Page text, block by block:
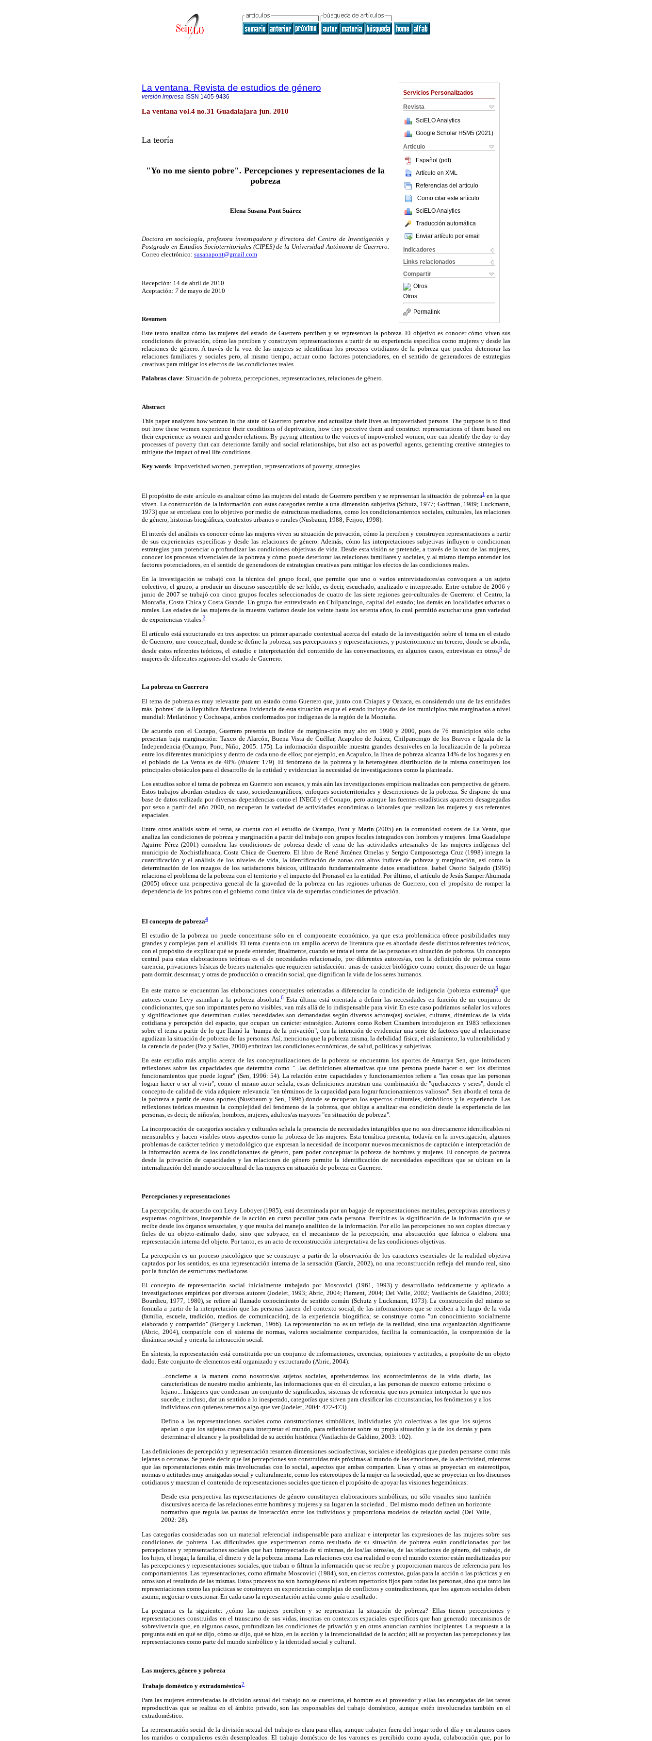
Servicios Personalizados
Revista
SciELO Analytics
Google Scholar H5M5 (2021 )
Articulo
Español (pdf)
Artículo en XML
Referencias del artículo
Como citar este artículo
SciELO Analytics
Traducción automática
Enviar artículo por email
Indicadores
Links relacionados
Compartir
Otros
Otros
Permalink
La ventana. Revista de estudios de género
versión impresa ISSN 1405-9436
La ventana vol.4 no.31 Guadalajara jun. 2010
La teoría
"Yo no me siento pobre". Percepciones y representaciones de la
pobreza
Elena Susana Pont Suárez
Doctora en sociología, profesora investigadora y directora del Centro de Investigación y
Postgrado en Estudios Socioterritoriales (CIPES) de la Universidad Autónoma de Guerrero.
Correo electrónico: susanapont@gmail.com
Recepción: 14 de abril de 2010
Aceptación: 7 de mayo de 2010
Resumen
Este texto analiza cómo las mujeres del estado de Guerrero perciben y se representan la pobreza. El objetivo es conocer cómo viven sus
condiciones de privación, cómo las perciben y construyen representaciones a partir de su experiencia específica como mujeres y desde las
relaciones de género. A través de la voz de las mujeres se identifican los procesos cotidianos de la pobreza que pueden deteriorar las
relaciones familiares y sociales pero, al mismo tiempo, actuar como factores potenciadores, en el sentido de generadores de estrategias
creativas para mitigar los efectos de las condiciones reales.
Palabras clave: Situación de pobreza, percepciones, representaciones, relaciones de género.
Abstract
This paper analyzes how women in the state of Guerrero perceive and actualize their lives as impoverished persons. The purpose is to find
out how these women experience their conditions of deprivation, how they perceive them and construct representations of them based on
their experience as women and gender relations. By paying attention to the voices of impoverished women, one can identify the day-to-day
processes of poverty that can deteriorate family and social relationships, but also act as powerful agents, generating creative strategies to
mitigate the impact of real life conditions.
Key words: Impoverished women, perception, representations of poverty, strategies.
El propósito de este artículo es analizar cómo las mujeres del estado de Guerrero perciben y se representan la situación de pobreza1en la que
viven. La construcción de la información con estas categorías remite a una dimensión subjetiva (Schutz, 1977; Goffman, 1989; Luckmann,
1973) que se entrelaza con lo objetivo por medio de estructuras mediadoras, como los condicionamientos sociales, culturales, las relaciones
de género, historias biográficas, contextos urbanos o rurales (Nusbaum, 1988; Feijoo, 1998).
El interés del análisis es conocer cómo las mujeres viven su situación de privación, cómo la perciben y construyen representaciones a partir
de sus experiencias específicas y desde las relaciones de género. Además, cómo las interpretaciones subjetivas influyen o condicionan
estrategias para potenciar o profundizar las condiciones objetivas de vida. Desde esta visión se pretende, a través de la voz de las mujeres,
conocer los procesos vivenciales de la pobreza y cómo puede deteriorar las relaciones familiares y sociales, y al mismo tiempo entender los
factores potenciadores, en el sentido de generadores de estrategias creativas para mitigar los efectos de las condiciones reales.
En la investigación se trabajó con la técnica del grupo focal, que permite que uno o varios entrevistadores/as convoquen a un sujeto
colectivo, el grupo, a producir un discurso susceptible de ser leído, es decir, escuchado, analizado e interpretado. Entre octubre de 2006 y
junio de 2007 se trabajó con cinco grupos focales seleccionados de cuatro de las siete regiones geo-culturales de Guerrero: el Centro, la
Montaña, Costa Chica y Costa Grande. Un grupo fue entrevistado en Chilpancingo, capital del estado; los demás en localidades urbanas o
rurales. Las edades de las mujeres de la muestra variaron desde los veinte hasta los setenta años, lo cual permitió escuchar una gran variedad
de experiencias vitales. 2
El artículo está estructurado en tres aspectos: un primer apartado contextual acerca del estado de la investigación sobre el tema en el estado
de Guerrero; uno conceptual, donde se define la pobreza, sus percepciones y representaciones; y posteriormente un tercero, donde se aborda,
desde estos referentes teóricos, el estudio e interpretación del contenido de las conversaciones, en algunos casos, entrevistas en otros,3de
mujeres de diferentes regiones del estado de Guerrero.
La pobreza en Guerrero
El tema de pobreza es muy relevante para un estado como Guerrero que, junto con Chiapas y Oaxaca, es considerado una de las entidades
más "pobres" de la República Mexicana. Evidencia de esta situación es que el estado incluye dos de los municipios más marginados a nivel
mundial: Metlatónoc y Cochoapa, ambos conformados por indígenas de la región de la Montaña.
De acuerdo con el Conapo, Guerrero presenta un índice de margina-ción muy alto en 1990 y 2000, pues de 76 municipios sólo ocho
presentan baja marginación: Taxco de Alarcón, Buena Vista de Cuéllar, Acapulco de Juárez, Chilpancingo de los Bravos e Iguala de la
Independencia (Ocampo, Pont, Niño, 2005: 175). La información disponible muestra grandes desniveles en la localización de la pobreza
entre los diferentes municipios y dentro de cada uno de ellos; por ejemplo, en Acapulco, la línea de pobreza alcanza 14% de los hogares y en
el poblado de La Venta es de 48% (ibidem: 179). El fenómeno de la pobreza y la heterogénea distribución de la misma constituyen los
principales obstáculos para el desarrollo de la entidad y evidencian la necesidad de investigaciones como la planteada.
Los estudios sobre el tema de pobreza en Guerrero son escasos, y más aún las investigaciones empíricas realizadas con perspectiva de género.
Estos trabajos abordan estudios de caso, sociodemográficos, enfoques socioterritoriales y descripciones de la pobreza. Se dispone de una
base de datos realizada por diversas dependencias como el INEGI y el Conapo, pero aunque las fuentes estadísticas aparecen desagregadas
por sexo a partir del año 2000, no recuperan la variedad de actividades económicas o laborales que realizan las mujeres y sus referentes
espaciales.
Entre otros análisis sobre el tema, se cuenta con el estudio de Ocampo, Pont y Marín (2005) en la comunidad costera de La Venta, que
analiza las condiciones de pobreza y marginación a partir del trabajo con grupos focales integrados con hombres y mujeres. Irma Guadalupe
Aguirre Pérez (2001) considera las condiciones de pobreza desde el tema de las actividades artesanales de las mujeres indígenas del
municipio de Xochistlahuaca, Costa Chica de Guerrero. El libro de René Jiménez Ornelas y Sergio Camposortega Cruz (1998) integra la
cuantificación y el análisis de los niveles de vida, la identificación de zonas con altos índices de pobreza y marginación, así como la
determinación de los rezagos de los satisfactores básicos, utilizando fundamentalmente datos estadísticos. Isabel Osorio Salgado (1995)
relaciona el problema de la pobreza con el territorio y el impacto del Pronasol en la entidad. Por último, el artículo de Jesús Samper Ahumada
(2005) ofrece una perspectiva general de la gravedad de la pobreza en las regiones urbanas de Guerrero, con el propósito de romper la
dependencia de los pobres con el gobierno como única vía de superarlas condiciones de privación.
El concepto de pobreza4
El estudio de la pobreza no puede concentrarse sólo en el componente económico, ya que esta problemática ofrece posibilidades muy
grandes y complejas para el análisis. El tema cuenta con un amplio acervo de literatura que es abordada desde distintos referentes teóricos,
con el propósito de explicar qué se puede entender, finalmente, cuando se trata el tema de las personas en situación de pobreza. Un concepto
central para estas elaboraciones teóricas es el de necesidades relacionado, por diferentes autores/as, con la definición de pobreza como
carencia, privaciones básicas de bienes materiales que requieren satisfacción: unas de carácter biológico como comer, disponer de un lugar
para dormir, descansar, y otras de producción o creación social, que dignifican la vida de los seres humanos.
En este marco se encuentran las elaboraciones conceptuales orientadas a diferenciar la condición de indigencia (pobreza extrema)5que
autores como Levy asimilan a la pobreza absoluta.6Esta última está orientada a definir las necesidades en función de un conjunto de
condicionantes, que son importantes pero no visibles, van más allá de lo indispensable para vivir. En este caso podríamos señalar los valores
y significaciones que determinan cuáles necesidades son demandadas según diversos actores(as) sociales, culturas, dinámicas de la vida
cotidiana y percepción del espacio, que ocupan un carácter estratégico. Autores como Robert Chambers introdujeron en 1983 reflexiones
sobre el tema a partir de lo que llamó la "trampa de la privación", con la intención de evidenciar una serie de factores que al relacionarse
agudizan la situación de pobreza de las personas. Así, menciona que la pobreza misma, la debilidad física, el aislamiento, la vulnerabilidad y
la carencia de poder (Paz y Salles, 2000) enfatizan las condiciones económicas, de salud, políticas y subjetivas.
En este estudio más amplio acerca de las conceptualizaciones de la pobreza se encuentran los aportes de Amartya Sen, que introducen
reflexiones sobre las capacidades que determina como "...las definiciones alternativas que una persona puede hacer o ser: los distintos
funcionamientos que puede lograr" (Sen, 1996: 54). La relación entre capacidades y funcionamientos refiere a "las cosas que las personas
logran hacer o ser al vivir"; como el mismo autor señala, estas definiciones muestran una combinación de "quehaceres y seres", donde el
concepto de calidad de vida adquiere relevancia "en términos de la capacidad para lograr funcionamientos valiosos". Sen aborda el tema de
la pobreza a partir de estos aportes (Nussbaum y Sen, 1996) donde se recuperan los aspectos culturales, simbólicos y la experiencia. Las
reflexiones teóricas muestran la complejidad del fenómeno de la pobreza, que obliga a analizar esa condición desde la experiencia de las
personas, es decir, de niños/as, hombres, mujeres, adultos/as mayores "en situación de pobreza".
La incorporación de categorías sociales y culturales señala la presencia de necesidades intangibles que no son directamente identificables ni
mensurables y hacen visibles otros aspectos como la pobreza de las mujeres. Esta temática presenta, todavía en la investigación, algunos
problemas de carácter teórico y metodológico que expresan la necesidad de incorporar nuevos mecanismos de captación e interpretación de
la información acerca de los condicionantes de género, para poder conceptuar la pobreza de hombres y mujeres. El concepto de pobreza
desde la privación de capacidades y las relaciones de género permite la identificación de necesidades específicas que se ubican en la
internalización del mundo sociocultural de las mujeres en situación de pobreza en Guerrero.
Percepciones y representaciones
La percepción, de acuerdo con Levy Loboyer (1985), está determinada por un bagaje de representaciones mentales, perceptivas anteriores y
esquemas cognitivos, inseparable de la acción en curso peculiar para cada persona. Percibir es la significación de la información que se
recibe desde los órganos sensoriales, y que resulta del manejo analítico de la información. Por ello las percepciones no son copias directas y
fieles de un objeto-estímulo dado, sino que subyace, en el mecanismo de la percepción, una abstracción que fabrica o elabora una
representación interna del objeto. Por tanto, es un acto de reconstrucción interpretativa de las condiciones objetivas.
La percepción es un proceso psicológico que se construye a partir de la observación de los caracteres esenciales de la realidad objetiva
captados por los sentidos, es una representación interna de la sensación (García, 2002), no una reconstrucción refleja del mundo real, sino
por la función de estructuras mediadoras.
El concepto de representación social inicialmente trabajado por Moscovici (1961, 1993) y desarrollado teóricamente y aplicado a
investigaciones empíricas por diversos autores (Jodelet, 1993; Abric, 2004; Flament, 2004; Del Valle, 2002; Vasilachis de Gialdino, 2003;
Bourdieu, 1977, 1980), se refiere al llamado conocimiento de sentido común (Schutz y Luckmann, 1973). La construcción del mismo se
formula a partir de la interpretación que las personas hacen del contexto social, de las informaciones que se reciben a lo largo de la vida
(familia, escuela, tradición, medios de comunicación), de la experiencia biográfica; se construye como "un conocimiento socialmente
elaborado y compartido" (Berger y Luckman, 1966). La representación no es un reflejo de la realidad, sino una organización significante
(Abric, 2004), compatible con el sistema de normas, valores socialmente compartidos, facilita la comunicación, la comprensión de la
dinámica social y orienta la interacción social.
En síntesis, la representación está constituida por un conjunto de informaciones, creencias, opiniones y actitudes, a propósito de un objeto
dado. Este conjunto de elementos está organizado y estructurado (Abric, 2004):
...concierne a la manera como nosotros/as sujetos sociales, aprehendemos los acontecimientos de la vida diaria, las
características de nuestro medio ambiente, las informaciones que en él circulan, a las personas de nuestro entorno próximo o
lejano... Imágenes que condensan un conjunto de significados; sistemas de referencia que nos permiten interpretar lo que nos
sucede, e incluso, dar un sentido a lo inesperado, categorías que sirven para clasificar las circunstancias, los fenómenos y a los
individuos con quienes tenemos algo que ver (Jodelet, 2004: 472-473).
Defino a las representaciones sociales como construcciones simbólicas, individuales y/o colectivas a las que los sujetos
apelan o que los sujetos crean para interpretar el mundo, para reflexionar sobre su propia situación y la de los demás y para
determinar el alcance y la posibilidad de su acción histórica (Vasilachis de Galdino, 2003: 102).
Las definiciones de percepción y representación resumen dimensiones socioafectivas, sociales e ideológicas que pueden pensarse como más
lejanas o cercanas. Se puede decir que las percepciones son construidas más próximas al mundo de las emociones, de la afectividad, mientras
que las representaciones están más involucradas con lo social, aspectos que ambas comparten. Unas y otras se proyectan en estereotipos,
normas o actitudes muy arraigadas social y culturalmente, como los estereotipos de la mujer en la sociedad, que se proyectan en los discursos
cotidianos y muestran el contenido de representaciones sociales que tienen el propósito de apoyar las visiones hegemónicas:
Desde esta perspectiva las representaciones de género constituyen elaboraciones simbólicas, no sólo visuales sino también
discursivas acerca de las relaciones entre hombres y mujeres y su lugar en la sociedad... Del mismo modo definen un horizonte
normativo que regula las pautas de interacción entre los individuos y proporciona modelos de relación social (Del Valle,
2002: 28).
Las categorías consideradas son un material referencial indispensable para analizar e interpretar las expresiones de las mujeres sobre sus
condiciones de pobreza. Las dificultades que experimentan como resultado de su situación de pobreza están condicionadas por las
percepciones y representaciones sociales que han introyectado de sí mismas, de los/las otros/as, de las relaciones de género, del trabajo, de
los hijos, el hogar, la familia, el dinero y de la pobreza misma. Las relaciones con esa realidad o con el mundo exterior están mediatizadas por
las percepciones y representaciones sociales, que traban o filtran la información que se recibe y proporcionan marcos de referencia para los
comportamientos. Las representaciones, como afirmaba Moscovici (1984), son, en ciertos contextos, guías para la acción o las prácticas y en
otros son el resultado de las mismas. Estos procesos no son homogéneos ni existen repertorios fijos para todas las personas, sino que tanto las
representaciones como las prácticas se construyen en experiencias complejas de conflictos y contradicciones, que los agentes sociales deben
asumir, negociar o cuestionar. En cada caso la representación actúa como guía o resultado.
La pregunta es la siguiente: ¿cómo las mujeres perciben y se representan la situación de pobreza? Ellas tienen percepciones y
representaciones construidas en el transcurso de sus vidas, inscritas en contextos espaciales específicos que han generado mecanismos de
sobrevivencia que, en algunos casos, profundizan las condiciones de privación y en otros anuncian cambios incipientes. La respuesta a la
pregunta está en qué se dijo, cómo se dijo, qué se hizo, en la acción y la intencionalidad de la acción; allí se proyectan las percepciones y las
representaciones como parte del mundo simbólico y la identidad social y cultural.
Las mujeres, género y pobreza
Trabajo doméstico y extradoméstico7
Para las mujeres entrevistadas la división sexual del trabajo no se cuestiona, el hombre es el proveedor y ellas las encargadas de las tareas
reproductivas que se realiza en el ámbito privado, son las responsables del trabajo doméstico, aunque estén involucradas también en el
extradoméstico.
La representación social de la división sexual del trabajo es clara para ellas, aunque trabajen fuera del hogar todo el día y en algunos casos
los maridos o compañeros estén desempleados. El trabajo doméstico de los varones es percibido como ayuda, colaboración que, por lo